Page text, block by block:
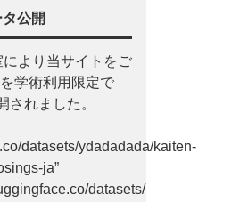
公開
より当サイトをご
学術利用限定で
されました。
datasets/ydadadada/kaiten-
ja”
datasets/